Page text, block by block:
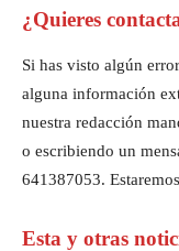
¿Quieres
Si has visto algún
alguna información
nuestra redacción
o escribiendo un
641387053.
Esta y otras